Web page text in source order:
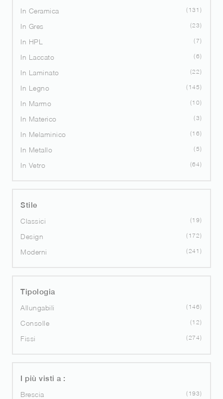
In Ceramica
131
In Gres 23
In HPL 7
In Laccato 6
In Laminato 22
In Legno 145
In Marmo 10
In Materico 3
In Melaminico 16
In Metallo 5
In Vetro 64
Stile
Classici
19
Design 172
Moderni 241
Tipologia
Allungabili
146
Consolle 12
Fissi 274
I più visti a :
Brescia
193